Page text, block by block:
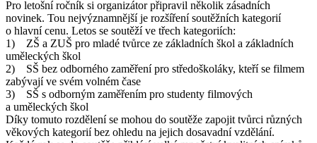
Pro letošní ročník si organizátor připravil několik zásadních
novinek. Tou nejvýznamnější je rozšíření soutěžních kategorií
o hlavní cenu. Letos se soutěží ve třech kategoriích:
1) ZŠ a ZUŠ pro mladé tvůrce ze základních škol a základních
uměleckých škol
2) SŠ bez odborného zaměření pro středoškoláky, kteří se filmem
zabývají ve svém volném čase
3) SŠ s odborným zaměřením pro studenty filmových
a uměleckých škol
Díky tomuto rozdělení se mohou do soutěže zapojit tvůrci různých
věkových kategorií bez ohledu na jejich dosavadní vzdělání.